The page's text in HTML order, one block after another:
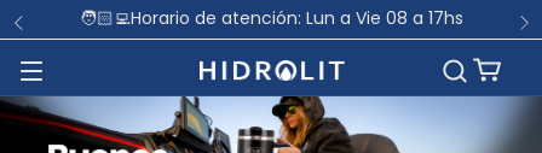
🧑🏻‍💻Horario de atención: Lun a Vie 08 a 17hs